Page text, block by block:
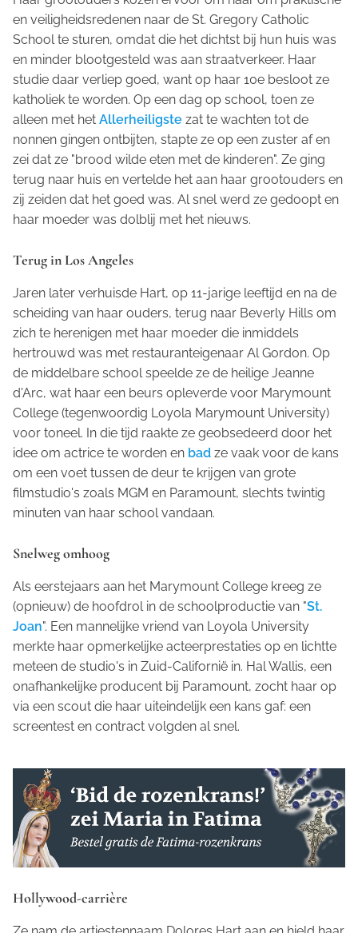
en veiligheidsredenen naar de St. Gregory Catholic
School te sturen, omdat die het dichtst bij hun huis was
en minder blootgesteld was aan straatverkeer. Haar
studie daar verliep goed, want op haar 10e besloot ze
katholiek te worden. Op een dag op school, toen ze
alleen met het Allerheiligste zat te wachten tot de
nonnen gingen ontbijten, stapte ze op een zuster af en
zei dat ze "brood wilde eten met de kinderen". Ze ging
terug naar huis en vertelde het aan haar grootouders en
zij zeiden dat het goed was. Al snel werd ze gedoopt en
haar moeder was dolblij met het nieuws.
Terug in Los Angeles
Jaren later verhuisde Hart, op 11-jarige leeftijd en na de
scheiding van haar ouders, terug naar Beverly Hills om
zich te herenigen met haar moeder die inmiddels
hertrouwd was met restauranteigenaar Al Gordon. Op
de middelbare school speelde ze de heilige Jeanne
d'Arc, wat haar een beurs opleverde voor Marymount
College (tegenwoordig Loyola Marymount University)
voor toneel. In die tijd raakte ze geobsedeerd door het
idee om actrice te worden en bad ze vaak voor de kans
om een voet tussen de deur te krijgen van grote
filmstudio's zoals MGM en Paramount, slechts twintig
minuten van haar school vandaan.
Snelweg omhoog
Als eerstejaars aan het Marymount College kreeg ze
(opnieuw) de hoofdrol in de schoolproductie van "St.
Joan". Een mannelijke vriend van Loyola University
merkte haar opmerkelijke acteerprestaties op en lichtte
meteen de studio's in Zuid-Californië in. Hal Wallis, een
onafhankelijke producent bij Paramount, zocht haar op
via een scout die haar uiteindelijk een kans gaf: een
screentest en contract volgden al snel.
Hollywood-carrière